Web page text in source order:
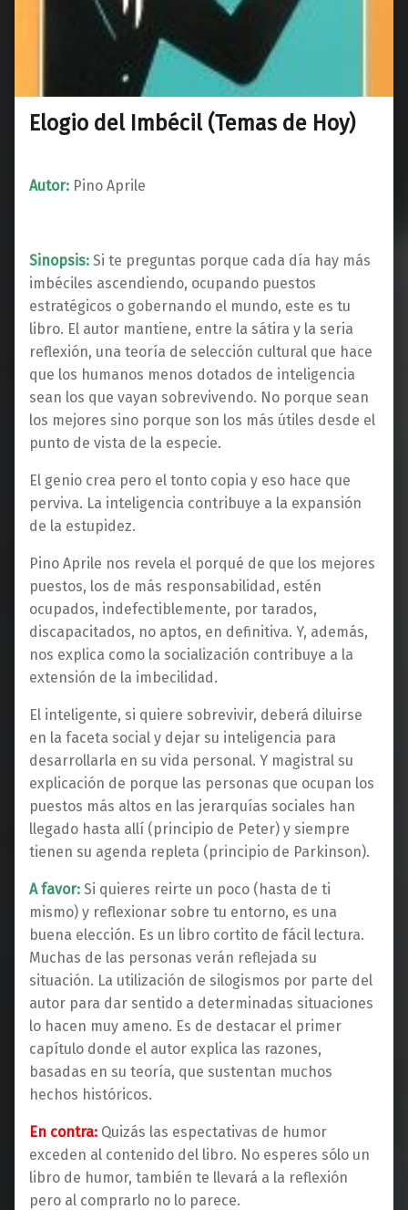
Elogio del Imbécil (Temas de Hoy)
Autor: Pino Aprile
Sinopsis: Si te preguntas porque cada día hay más
imbéciles ascendiendo, ocupando puestos
estratégicos o gobernando el mundo, este es tu
libro. El autor mantiene, entre la sátira y la seria
reflexión, una teoría de selección cultural que hace
que los humanos menos dotados de inteligencia
sean los que vayan sobrevivendo. No porque sean
los mejores sino porque son los más útiles desde el
punto de vista de la especie.
El genio crea pero el tonto copia y eso hace que
perviva. La inteligencia contribuye a la expansión
de la estupidez.
Pino Aprile nos revela el porqué de que los mejores
puestos, los de más responsabilidad, estén
ocupados, indefectiblemente, por tarados,
discapacitados, no aptos, en definitiva. Y, además,
nos explica como la socialización contribuye a la
extensión de la imbecilidad.
El inteligente, si quiere sobrevivir, deberá diluirse
en la faceta social y dejar su inteligencia para
desarrollarla en su vida personal. Y magistral su
explicación de porque las personas que ocupan los
puestos más altos en las jerarquías sociales han
llegado hasta allí (principio de Peter) y siempre
tienen su agenda repleta (principio de Parkinson).
A favor: Si quieres reirte un poco (hasta de ti
mismo) y reflexionar sobre tu entorno, es una
buena elección. Es un libro cortito de fácil lectura.
Muchas de las personas verán reflejada su
situación. La utilización de silogismos por parte del
autor para dar sentido a determinadas situaciones
lo hacen muy ameno. Es de destacar el primer
capítulo donde el autor explica las razones,
basadas en su teoría, que sustentan muchos
hechos históricos.
En contra: Quizás las espectativas de humor
exceden al contenido del libro. No esperes sólo un
libro de humor, también te llevará a la reflexión
pero al comprarlo no lo parece.